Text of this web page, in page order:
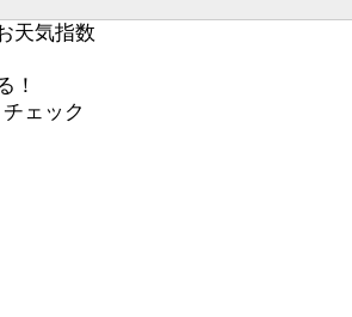
天気指数
！
ェック